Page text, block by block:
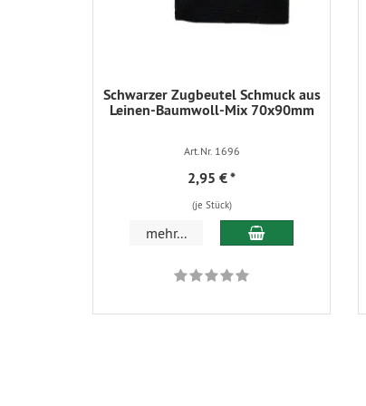
Schwarzer Zugbeutel Schmuck aus
Leinen-Baumwoll-Mix 70x90mm
Art.Nr. 1696
2,95 €*
(je Stück)
mehr... In den Warenkorb